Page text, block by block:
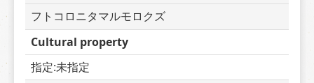
フトコロニタマルモロクズ
Cultural property
指定:未指定